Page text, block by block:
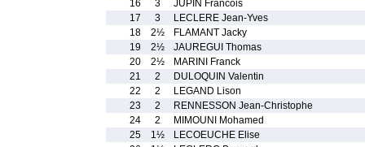
16
3
JUPIN Francois
17
3
LECLERE Jean-Yves
18
2½
FLAMANT Jacky
19
2½
JAUREGUI Thomas
20
2½
MARINI Franck
21
2
DULOQUIN Valentin
22
2
LEGAND Lison
23
2
RENNESSON Jean-Christophe
24
2
MIMOUNI Mohamed
25
1½
LECOEUCHE Elise